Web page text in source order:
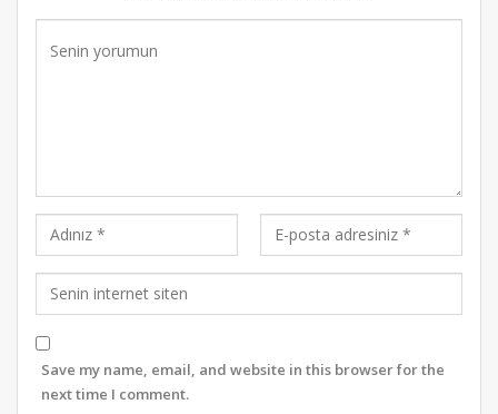
Save my name, email, and website in this browser for the
next time I comment.